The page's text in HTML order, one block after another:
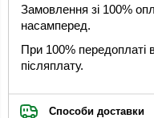
Замовлення зі 100%
насамперед.
При 100% передоплаті
післяплату.
Способи доставки